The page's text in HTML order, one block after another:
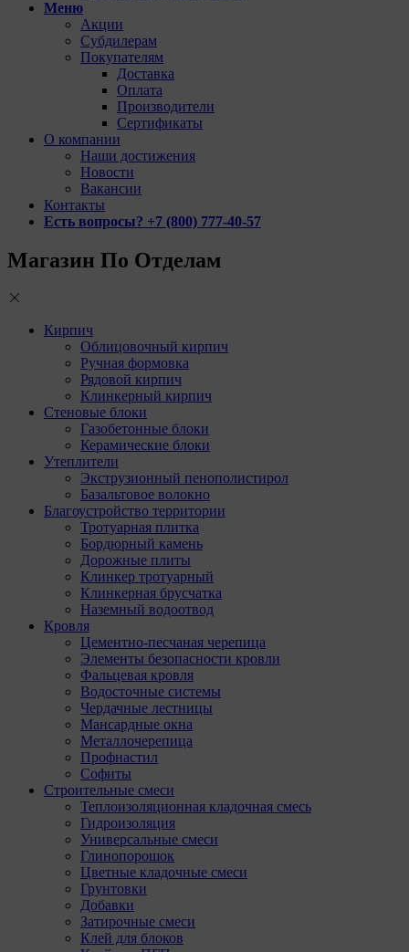
Меню
Акции
Субдилерам
Покупателям
Доставка
Оплата
Производители
Сертификаты
О компании
Наши достижения
Новости
Вакансии
Контакты
Есть вопросы? +7 (800) 777-40-57
Магазин По Отделам
Кирпич
Облицовочный кирпич
Ручная формовка
Рядовой кирпич
Клинкерный кирпич
Стеновые блоки
Газобетонные блоки
Керамические блоки
Утеплители
Экструзионный пенополистирол
Базальтовое волокно
Благоустройство территории
Тротуарная плитка
Бордюрный камень
Дорожные плиты
Клинкер тротуарный
Клинкерная брусчатка
Наземный водоотвод
Кровля
Цементно-песчаная черепица
Элементы безопасности кровли
Фальцевая кровля
Водосточные системы
Чердачные лестницы
Мансардные окна
Металлочерепица
Профнастил
Софиты
Строительные смеси
Теплоизоляционная кладочная смесь
Гидроизоляция
Универсальные смеси
Глинопорошок
Цветные кладочные смеси
Грунтовки
Добавки
Затирочные смеси
Клей для блоков